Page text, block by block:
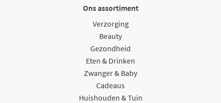
Ons assortiment
Verzorging
Beauty
Gezondheid
Eten & Drinken
Zwanger & Baby
Cadeaus
Huishouden & Tuin